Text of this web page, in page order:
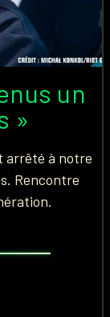
un
»
arrêté à notre
Rencontre